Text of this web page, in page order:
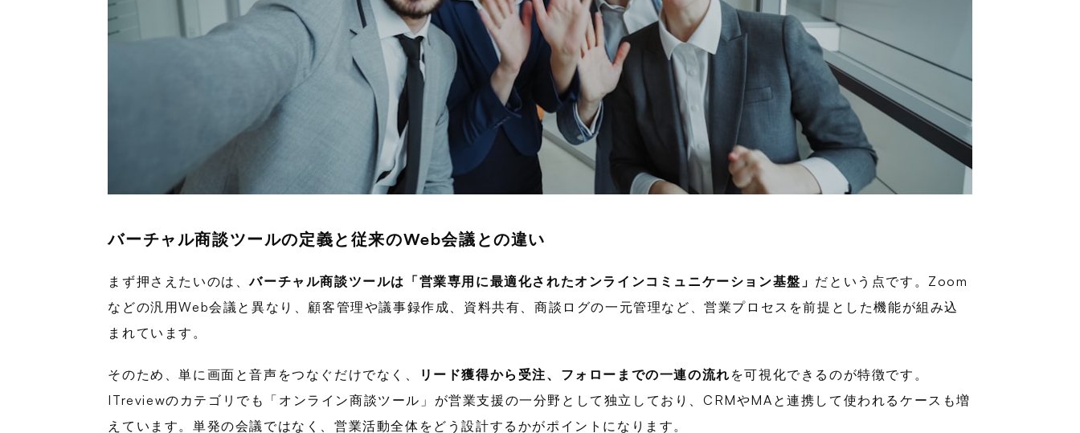
バーチャル商談ツールの定義と従来のWeb会議との違い
まず押さえたいのは、バーチャル商談ツールは「営業専用に最適化されたオンラインコミュニケーション基盤」 だという点です。Zoom
などの汎用Web会議と異なり、顧客管理や議事録作成、資料共有、商談ログの一元管理など、営業プロセスを前提とした機能が組み込
まれています。
そのため、単に画面と音声をつなぐだけでなく、 リード獲得から受注、フォローまでの一連の流れ を可視化できるのが特徴です。
ITreviewのカテゴリでも「オンライン商談ツール」が営業支援の一分野として独立しており、CRMやMAと連携して使われるケースも増
えています。単発の会議ではなく、営業活動全体をどう設計するかがポイントになります。